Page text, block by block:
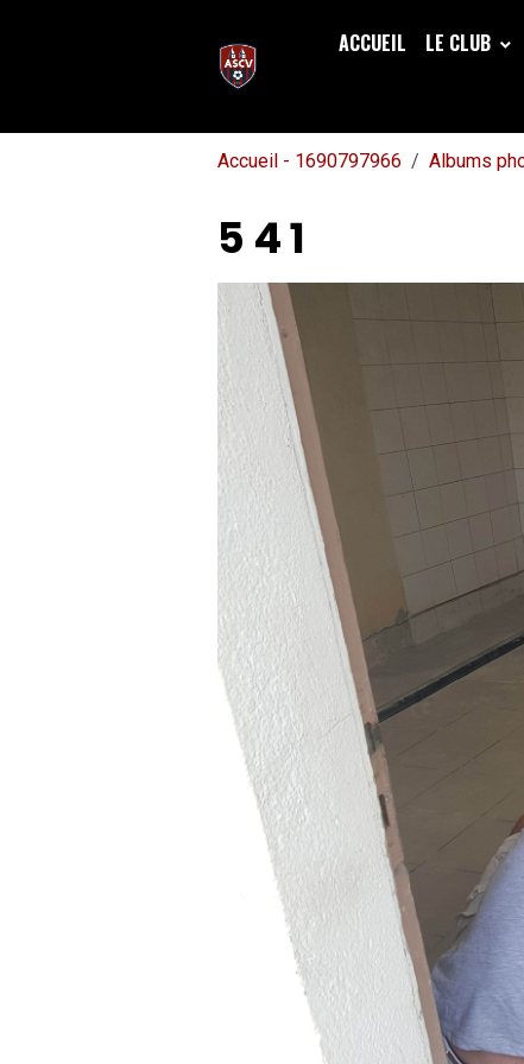
ACCUEIL LE CLUB
Accueil - 1690797966 Albums
5 4 1